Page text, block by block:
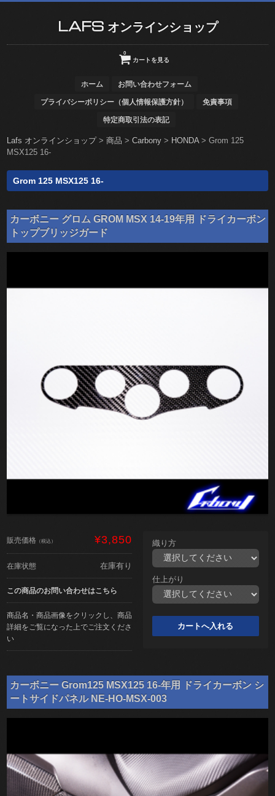
LAFS オンラインショップ
カートを見る
0
ホーム お問い合わせフォーム
プライバシーポリシー（個人情報保護方針） 免責事項
特定商取引法の表記
Lafs オンラインショップ>商品 >Carbony > HONDA>Grom 125
MSX125 16-
Grom 125 MSX125 16-
カーボニー グロム GROM MSX 14-19年用 ドライカーボン
トップブリッジガード
販売価格 （税込） ¥3,850
在庫状態 在庫有り
この商品のお問い合わせはこちら
商品名・商品画像をクリックし、商品
詳細をご覧になった上でご注文くださ
い
織り方
仕上がり
カーボニー Grom125 MSX125 16-年用 ドライカーボン シ
ートサイドパネル NE-HO-MSX-003